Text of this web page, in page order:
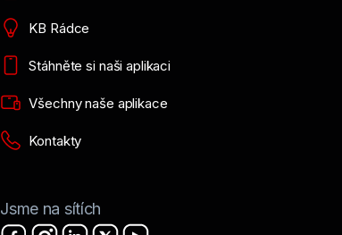
KB Rádce
Stáhněte si naši aplikaci
Všechny naše aplikace
Kontakty
Jsme na sítích